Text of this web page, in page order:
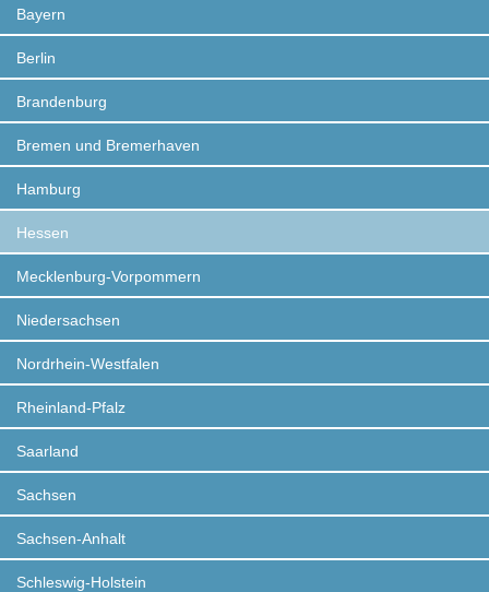
Bayern
Berlin
Brandenburg
Bremen und Bremerhaven
Hamburg
Hessen
Mecklenburg-Vorpommern
Niedersachsen
Nordrhein-Westfalen
Rheinland-Pfalz
Saarland
Sachsen
Sachsen-Anhalt
Schleswig-Holstein